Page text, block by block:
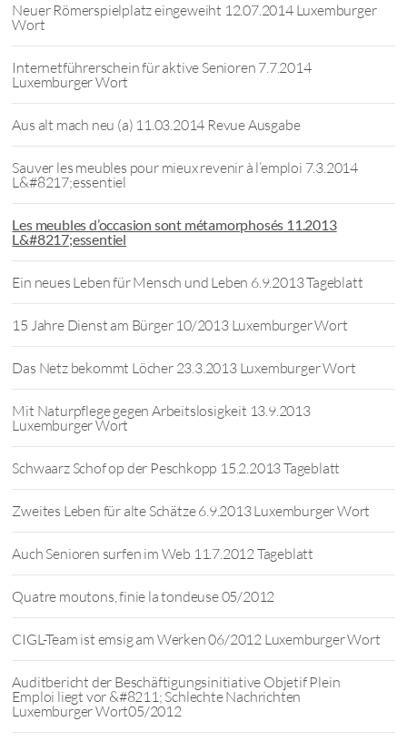
Neuer Römerspielplatz eingeweiht 12.07.2014 Luxemburger
Wort
Internetführerschein für aktive Senioren 7.7.2014
Luxemburger Wort
Aus alt mach neu (a) 11.03.2014 Revue Ausgabe
Sauver les meubles pour mieux revenir à l’emploi 7.3.2014
L&#8217;essentiel
Les meubles d’occasion sont métamorphosés 11.2013
L&#8217;essentiel
Ein neues Leben für Mensch und Leben 6.9.2013 Tageblatt
15 Jahre Dienst am Bürger 10/2013 Luxemburger Wort
Das Netz bekommt Löcher 23.3.2013 Luxemburger Wort
Mit Naturpflege gegen Arbeitslosigkeit 13.9.2013
Luxemburger Wort
Schwaarz Schof op der Peschkopp 15.2.2013 Tageblatt
Zweites Leben für alte Schätze 6.9.2013 Luxemburger Wort
Auch Senioren surfen im Web 11.7.2012 Tageblatt
Quatre moutons, finie la tondeuse 05/2012
CIGL-Team ist emsig am Werken 06/2012 Luxemburger Wort
Auditbericht der Beschäftigungsinitiative Objetif Plein
Emploi liegt vor &#8211; Schlechte Nachrichten
Luxemburger Wort05/2012